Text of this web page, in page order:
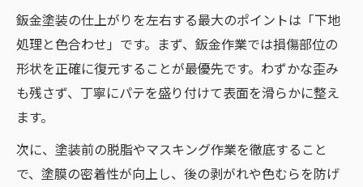
鈑金塗装の仕上がりを左右する最大のポイントは「下地
処理と色合わせ」です。まず、鈑金作業では損傷部位の
形状を正確に復元することが最優先です。わずかな歪み
も残さず、丁寧にパテを盛り付けて表面を滑らかに整え
ます。
次に、塗装前の脱脂やマスキング作業を徹底すること
で、塗膜の密着性が向上し、後の剥がれや色むらを防げ